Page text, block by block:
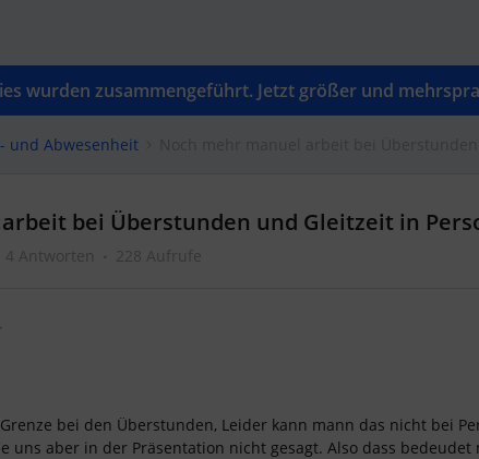
wurden zusammengeführt. Jetzt größer und
und Abwesenheit
bei Überstunden und Gleitzeit in
4 Antworten 228 Aufrufe
bei den Überstunden, Leider kann mann das nicht bei
uns aber in der Präsentation nicht gesagt. Also dass bedeudet